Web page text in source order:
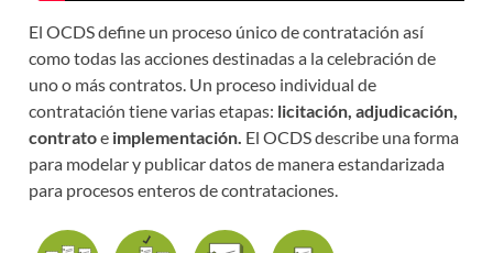
El OCDS define un proceso único de contratación así
como todas las acciones destinadas a la celebración de
uno o más contratos. Un proceso individual de
contratación tiene varias etapas: licitación, adjudicación,
contratoe implementación. El OCDS describe una forma
para modelar y publicar datos de manera estandarizada
para procesos enteros de contrataciones.